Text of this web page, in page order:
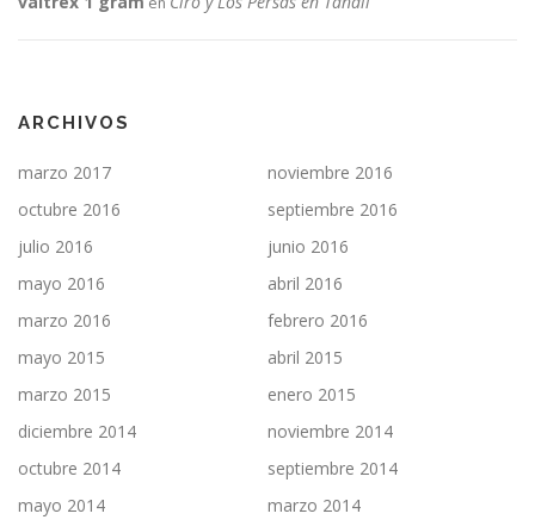
ARCHIVOS
marzo 2017
noviembre 2016
octubre 2016
septiembre 2016
julio 2016
junio 2016
mayo 2016
abril 2016
marzo 2016
febrero 2016
mayo 2015
abril 2015
marzo 2015
enero 2015
diciembre 2014
noviembre 2014
octubre 2014
septiembre 2014
mayo 2014
marzo 2014